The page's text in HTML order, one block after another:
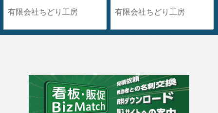
有限会社ちどり工房 有限会社ちどり工房